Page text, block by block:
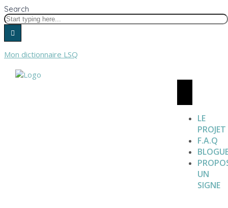
Search
Mon dictionnaire LSQ
LE
PROJET
F.A.Q
UN
SIGNE